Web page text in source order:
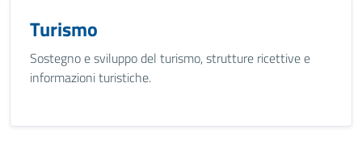
Turismo
Sostegno e sviluppo del turismo, strutture ricettive e
informazioni turistiche.